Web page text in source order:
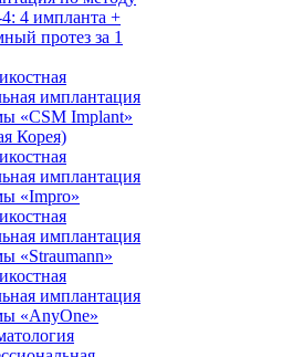
4 импланта +
протез за 1
имплантация
«CSM Implant»
Корея)
имплантация
«Impro»
имплантация
«Straumann»
имплантация
«AnyOne»